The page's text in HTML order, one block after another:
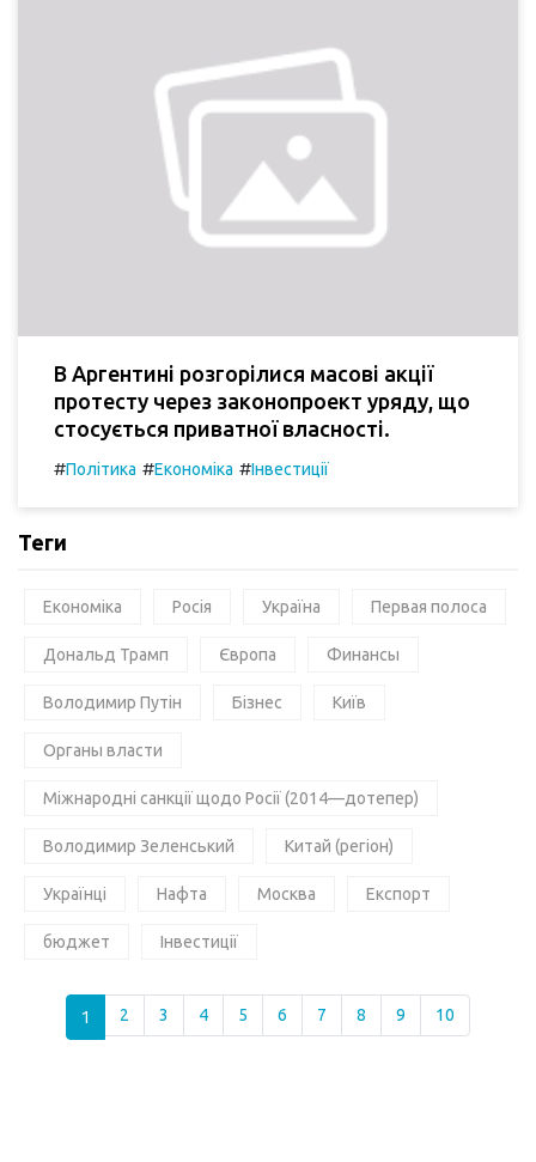
В Аргентині розгорілися масові акції
протесту через законопроект уряду, що
стосується приватної власності.
#Політика #Економіка #Інвестиції
Теги
Економіка Росія Україна Первая полоса
Дональд Трамп Європа Финансы
Володимир Путін Бізнес Київ
Органы власти
Міжнародні санкції щодо Росії (2014—дотепер)
Володимир Зеленський Китай (регіон)
Українці Нафта Москва Експорт
бюджет Інвестиції
1 2 3 4 5 6 7 8 9 10